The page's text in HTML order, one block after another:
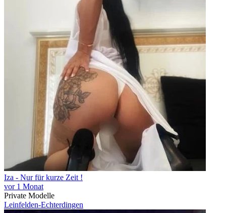
Iza - Nur für kurze Zeit !
vor 1 Monat
Private Modelle
Leinfelden-Echterdingen